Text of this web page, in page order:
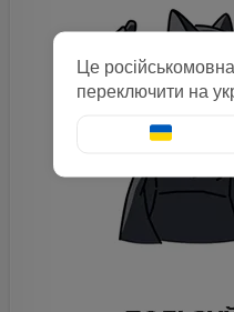
Це
переключити на